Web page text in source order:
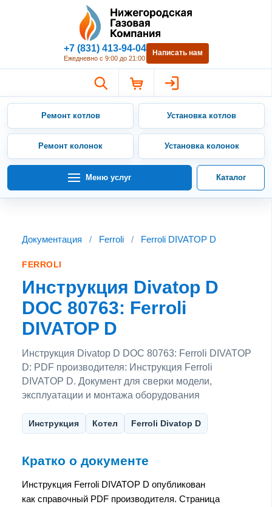
Нижегородская Газовая
+7 (831) 413-94-04
Ежедневно с 9:00 до 21:00
Написать нам
Ремонт котлов Установка котлов
Ремонт колонок Установка колонок
Меню услуг Каталог
Документация / Ferroli / Ferroli DIVATOP D
FERROLI
Инструкция Divatop D
DOC 80763: Ferroli
DIVATOP D
Инструкция Divatop D DOC 80763: Ferroli DIVATOP
D: PDF производителя: Инструкция Ferroli
DIVATOP D. Документ для сверки модели,
эксплуатации и монтажа оборудования
Инструкция Котел Ferroli Divatop D
Кратко о документе
Инструкция Ferroli DIVATOP D опубликован
как справочный PDF производителя. Страница